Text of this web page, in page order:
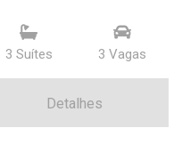
3 Suí­tes 3 Vagas
Detalhes